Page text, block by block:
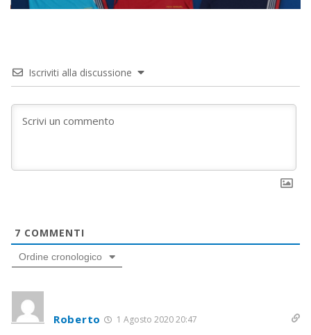
Iscriviti alla discussione
7 COMMENTI
Ordine cronologico
Roberto 1 Agosto 2020 20:47